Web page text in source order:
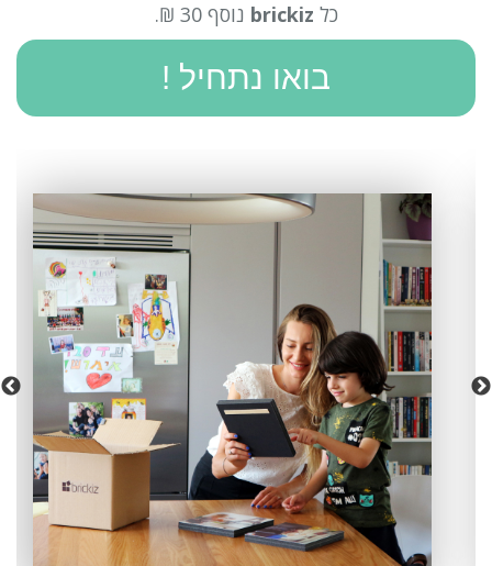
כל brickiz נוסף 30 ₪.
בואו נתחיל !